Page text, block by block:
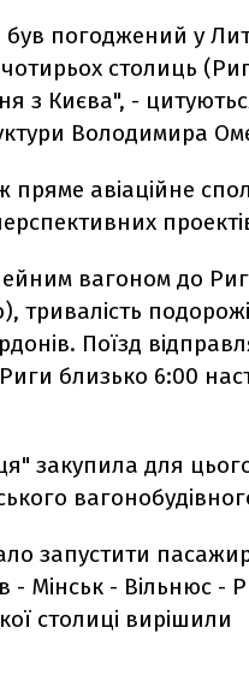
погоджений у
столиць
з Києва", -
Володимира
пряме авіаційне
вагоном до
тривалість
Поїзд
близько 6:00
закупила для
запустити
- Мінськ - Вільнюс -
столиці вирішили